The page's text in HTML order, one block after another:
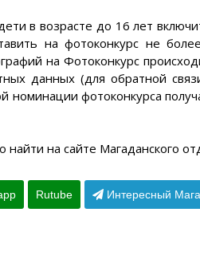
в возрасте до 16 лет
на фотоконкурс не
на Фотоконкурс
данных (для обратной
номинации фотоконкурса
на сайте Магаданского
Rutube Интересный